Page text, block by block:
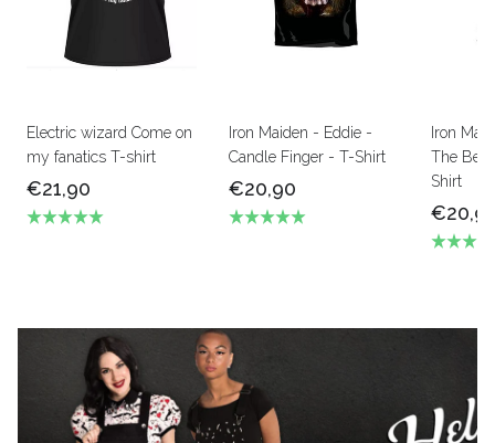
Electric wizard Come on
my fanatics T-shirt
€21,90
Iron Maiden - Eddie -
Candle Finger - T-Shirt
€20,90
Iron
The
Shirt